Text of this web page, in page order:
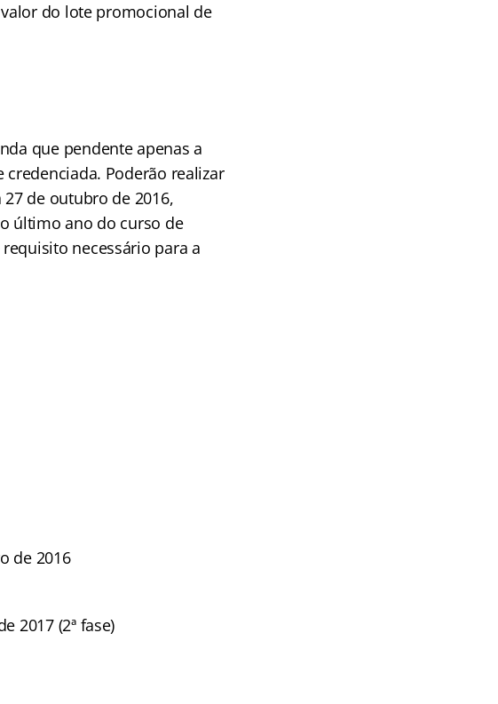
do lote promocional de
que pendente apenas a
Poderão realizar
de outubro de 2016,
último ano do curso de
necessário para a
de 2016
2017 (2ª fase)